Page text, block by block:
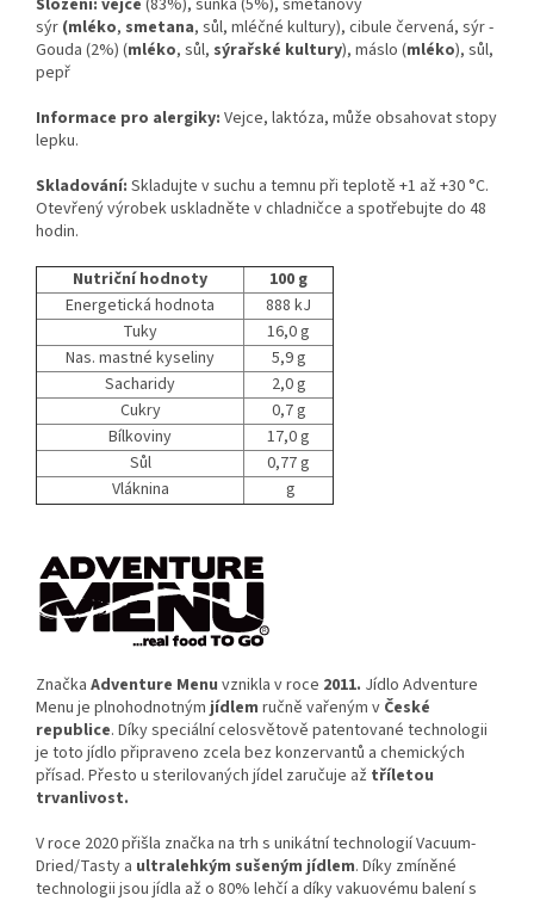
Složení: vejce (83%), šunka (5%), smetanový
sýr (mléko, smetana, sůl, mléčné kultury), cibule červená, sýr -
Gouda (2%) (mléko, sůl, sýrařské kultury), máslo (mléko), sůl,
pepř
Informace pro alergiky: Vejce, laktóza, může obsahovat stopy
lepku.
Skladování: Skladujte v suchu a temnu při teplotě +1 až +30 °C.
Otevřený výrobek uskladněte v chladničce a spotřebujte do 48
hodin.
Nutriční hodnoty
100 g
Energetická hodnota
888 kJ
Tuky
16,0 g
Nas. mastné kyseliny
5,9 g
Sacharidy
2,0 g
Cukry
0,7 g
Bílkoviny
17,0 g
Sůl
0,77 g
Vláknina
g
Značka Adventure Menu vznikla v roce 2011. Jídlo Adventure
Menu je plnohodnotnýmjídlem ručně vařeným v České
republice. Díky speciální celosvětově patentované technologii
je toto jídlo připraveno zcela bez konzervantů a chemických
přísad. Přesto u sterilovaných jídel zaručuje až tříletou
trvanlivost.
V roce 2020 přišla značka na trh s unikátní technologií Vacuum-
Dried/Tasty a ultralehkým sušeným jídlem. Díky zmíněné
technologii jsou jídla až o 80% lehčí a díky vakuovému balení s